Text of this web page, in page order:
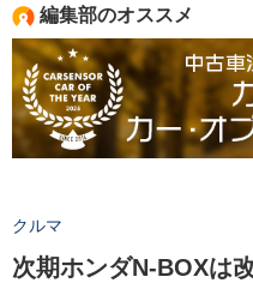
編集部のオススメ
クルマ
次期ホンダN-BOXは